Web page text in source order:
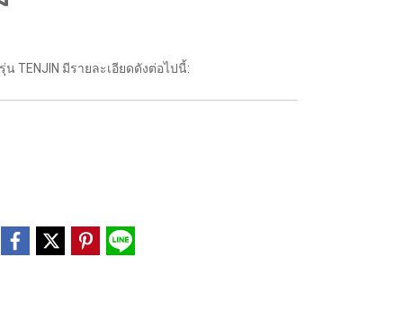
TENJIN มีรายละเอียดดังต่อไปนี้: